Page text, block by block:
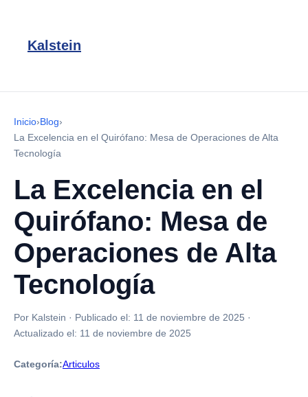
Kalstein
Inicio›Blog›
La Excelencia en el Quirófano: Mesa de Operaciones de Alta
Tecnología
La Excelencia en el
Quirófano: Mesa de
Operaciones de Alta
Tecnología
Por Kalstein · Publicado el: 11 de noviembre de 2025 ·
Actualizado el: 11 de noviembre de 2025
Categoría:Articulos